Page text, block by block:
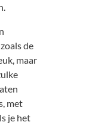
de
maar
met
je het